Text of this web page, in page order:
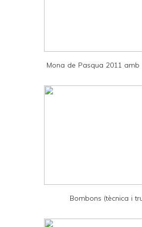
d
Mona de Pasqua 2011 amb
Bombons (tècnica i